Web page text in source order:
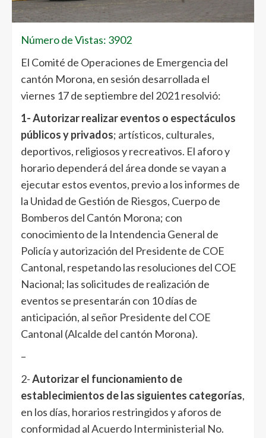
Número de Vistas: 3902
El Comité de Operaciones de Emergencia del
cantón Morona, en sesión desarrollada el
viernes 17 de septiembre del 2021 resolvió:
1- Autorizar realizar eventos o espectáculos
públicos y privados; artísticos, culturales,
deportivos, religiosos y recreativos. El aforo y
horario dependerá del área donde se vayan a
ejecutar estos eventos, previo a los informes de
la Unidad de Gestión de Riesgos, Cuerpo de
Bomberos del Cantón Morona; con
conocimiento de la Intendencia General de
Policía y autorización del Presidente de COE
Cantonal, respetando las resoluciones del COE
Nacional; las solicitudes de realización de
eventos se presentarán con 10 días de
anticipación, al señor Presidente del COE
Cantonal (Alcalde del cantón Morona).
–
2-Autorizar el funcionamiento de
establecimientos de las siguientes categorías,
en los días, horarios restringidos y aforos de
conformidad al Acuerdo Interministerial No.